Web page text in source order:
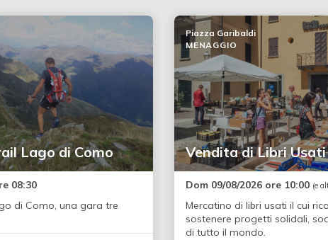
Lago di Como
08:30
di Como, una gara tre
Vendita di Libri Usati
Piazza Garibaldi
MENAGGIO
Dom 09/08/2026 ore 10:00 (e
Mercatino di libri usati il cui
sostenere progetti solidali,
di tutto il mondo.